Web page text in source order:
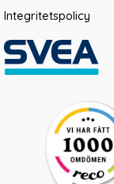
Integritetspolicy